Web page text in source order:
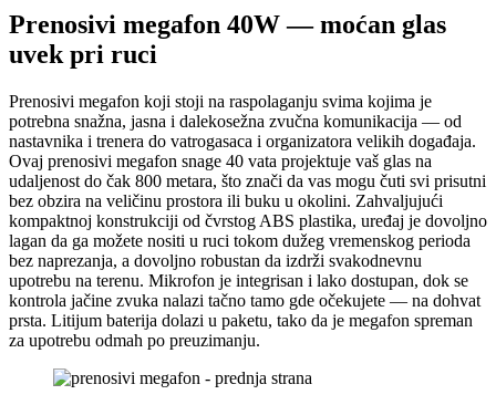
Prenosivi megafon 40W — moćan glas
uvek pri ruci
Prenosivi megafon koji stoji na raspolaganju svima kojima je
potrebna snažna, jasna i dalekosežna zvučna komunikacija — od
nastavnika i trenera do vatrogasaca i organizatora velikih događaja.
Ovaj prenosivi megafon snage 40 vata projektuje vaš glas na
udaljenost do čak 800 metara, što znači da vas mogu čuti svi prisutni
bez obzira na veličinu prostora ili buku u okolini. Zahvaljujući
kompaktnoj konstrukciji od čvrstog ABS plastika, uređaj je dovoljno
lagan da ga možete nositi u ruci tokom dužeg vremenskog perioda
bez naprezanja, a dovoljno robustan da izdrži svakodnevnu
upotrebu na terenu. Mikrofon je integrisan i lako dostupan, dok se
kontrola jačine zvuka nalazi tačno tamo gde očekujete — na dohvat
prsta. Litijum baterija dolazi u paketu, tako da je megafon spreman
za upotrebu odmah po preuzimanju.